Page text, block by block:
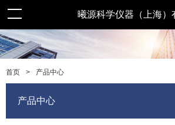
曦源科学仪器（上海）
首页 > 产品中心
产品中心